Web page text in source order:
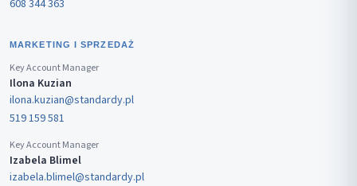
608 344 363
MARKETING I SPRZEDAŻ
Key Account Manager
Ilona Kuzian
ilona.kuzian@standardy.pl
519 159 581
Key Account Manager
Izabela Blimel
izabela.blimel@standardy.pl